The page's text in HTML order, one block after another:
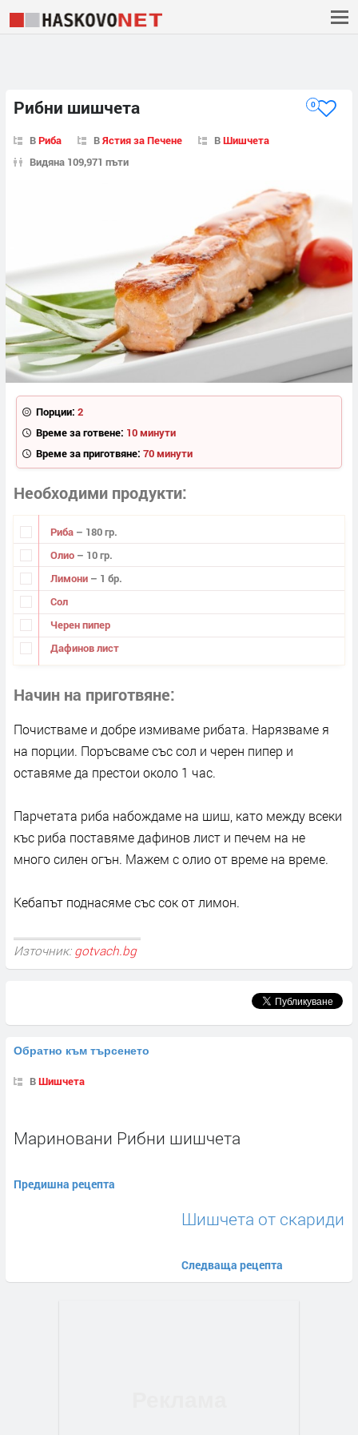
Рибни шишчета 0
ВРиба ВЯстия за Печене ВШишчета
Видяна 109,971 пъти
Порции: 2
Време за готвене: 10 минути
Време за приготвяне: 70 минути
Необходими продукти
Риба – 180 гр.
Олио – 10 гр.
Лимони – 1 бр.
Сол
Черен пипер
Дафинов лист
Начин на приготвяне
Почистваме и добре измиваме рибата. Нарязваме я
на порции. Поръсваме със сол и черен пипер и
оставяме да престои около 1 час.
Парчетата риба набождаме на шиш, като между всеки
къс риба поставяме дафинов лист и печем на не
много силен огън. Мажем с олио от време на време.
Кебапът поднасяме със сок от лимон.
Източник: gotvach.bg
Обратно към търсенето
ВШишчета
Мариновани Рибни шишчета
Предишна рецепта
Шишчета от скариди
Следваща рецепта